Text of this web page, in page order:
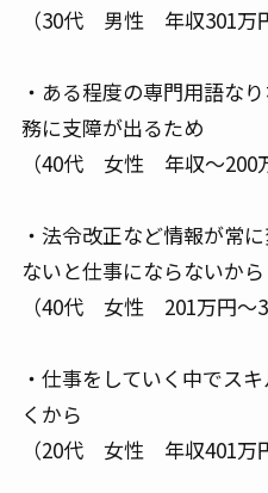
（30代 男性 年収301万
・ある程度の専門用語な
務に支障が出るため
（40代 女性 年収～200
・法令改正など情報が常
ないと仕事にならないから
（40代 女性 201万円～
・仕事をしていく中でス
くから
（20代 女性 年収401万